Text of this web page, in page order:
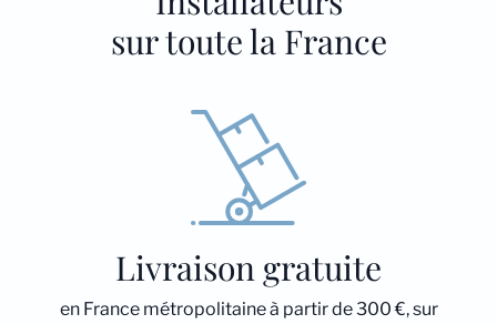
sur toute la France
Livraison gratuite
en France métropolitaine à partir de 300 €, sur